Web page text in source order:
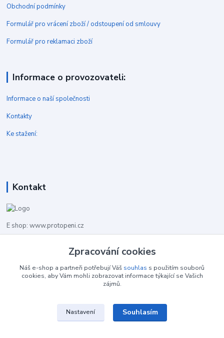
Obchodní podmínky
Formulář pro vrácení zboží / odstoupení od smlouvy
Formulář pro reklamaci zboží
Informace o provozovateli:
Informace o naší společnosti
Kontakty
Ke stažení:
Kontakt
E shop: www.protopeni.cz
+420 483 710 226
info@protopeni.cz
Zpracování cookies
Náš e-shop a partneři potřebují Váš souhlas s použitím souborů
cookies, aby Vám mohli zobrazovat informace týkající se Vašich
zájmů.
Nastavení Souhlasím